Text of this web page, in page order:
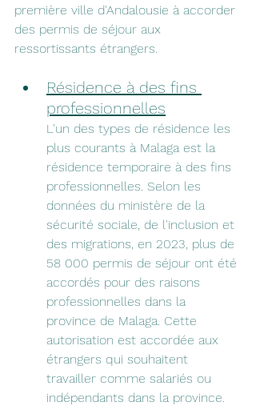
première ville d'Andalousie à accorder
des permis de séjour aux
ressortissants étrangers.
Résidence à des fins
professionnelles
L'un des types de résidence les
plus courants à Malaga est la
résidence temporaire à des fins
professionnelles. Selon les
données du ministère de la
sécurité sociale, de l'inclusion et
des migrations, en 2023, plus de
58 000 permis de séjour ont été
accordés pour des raisons
professionnelles dans la
province de Malaga. Cette
autorisation est accordée aux
étrangers qui souhaitent
travailler comme salariés ou
indépendants dans la province.